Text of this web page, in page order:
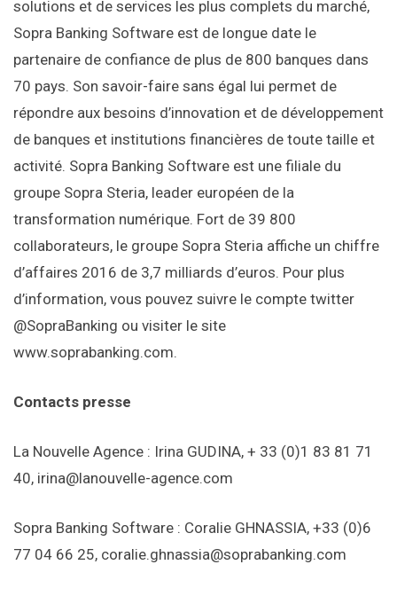
solutions et de services les plus complets du marché,
Sopra Banking Software est de longue date le
partenaire de confiance de plus de 800 banques dans
70 pays. Son savoir-faire sans égal lui permet de
répondre aux besoins d’innovation et de développement
de banques et institutions financières de toute taille et
activité. Sopra Banking Software est une filiale du
groupe Sopra Steria, leader européen de la
transformation numérique. Fort de 39 800
collaborateurs, le groupe Sopra Steria affiche un chiffre
d’affaires 2016 de 3,7 milliards d’euros. Pour plus
d’information, vous pouvez suivre le compte twitter
@SopraBanking ou visiter le site
www.soprabanking.com.
Contacts presse
La Nouvelle Agence : Irina GUDINA, + 33 (0)1 83 81 71
40, irina@lanouvelle-agence.com
Sopra Banking Software : Coralie GHNASSIA, +33 (0)6
77 04 66 25, coralie.ghnassia@soprabanking.com